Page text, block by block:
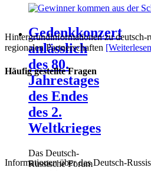
Gedenkkonzert
anlässlich
des 80.
Jahrestages
des Endes
des 2.
Weltkrieges
Das Deutsch-
Russische Forum
Hintergrundinformationen zu deutsch-
regionalen Partnerschaften
Häufig gestellte Fragen
Informationen über das Deutsch-